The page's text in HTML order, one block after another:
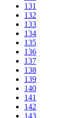
131
132
133
134
135
136
137
138
139
140
141
142
143